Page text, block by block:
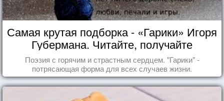
Самая крутая подборка - «Гарики» Игоря
Губермана. Читайте, получайте
удовольствие!
Поэзия с горячим и страстным сердцем. "Гарики" -
потрясающая форма для всех случаев жизни.